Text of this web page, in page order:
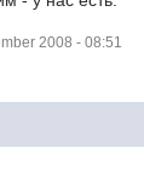
2008 - 08:51